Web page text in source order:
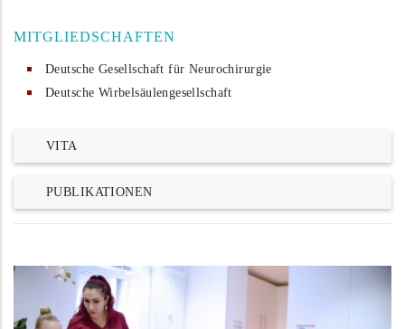
MITGLIEDSCHAFTEN
Deutsche Gesellschaft für Neurochirurgie
Deutsche Wirbelsäulengesellschaft
VITA
PUBLIKATIONEN